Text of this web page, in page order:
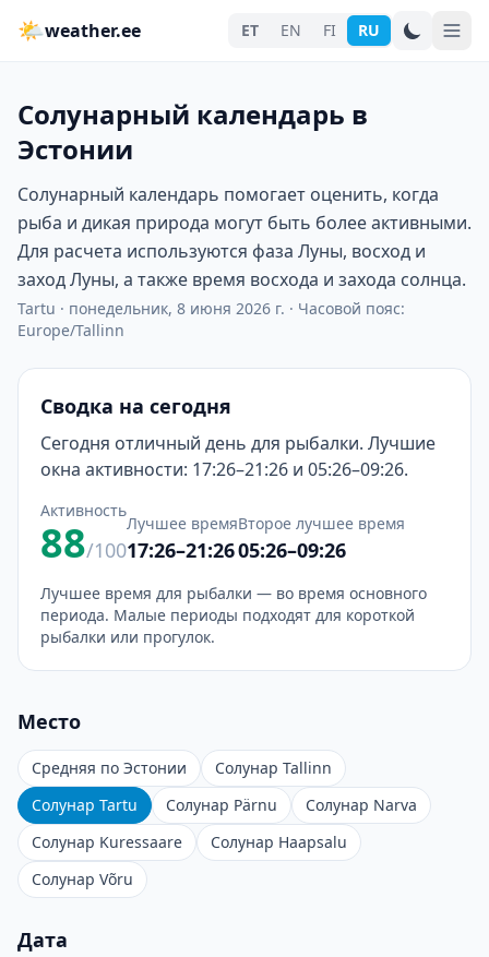
🌤weather.ee ET EN FI RU
Солунарный календарь в
Эстонии
Солунарный календарь помогает оценить, когда
рыба и дикая природа могут быть более активными.
Для расчета используются фаза Луны, восход и
заход Луны, а также время восхода и захода солнца.
Tartu · понедельник, 8 июня 2026 г. · Часовой пояс:
Europe/Tallinn
Сводка на сегодня
Сегодня отличный день для рыбалки. Лучшие
окна активности: 17:26–21:26 и 05:26–09:26.
Активность
88/100
Лучшее время
17:26–21:26
Второе лучшее время
05:26–09:26
Лучшее время для рыбалки — во время основного
периода. Малые периоды подходят для короткой
рыбалки или прогулок.
Место
Средняя по Эстонии
Солунар Tallinn
Солунар Tartu
Солунар Pärnu
Солунар Narva
Солунар Kuressaare
Солунар Haapsalu
Солунар Võru
Дата